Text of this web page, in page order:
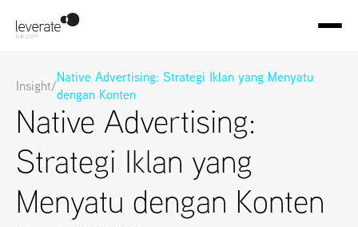
Insight/
Native Advertising: Strategi Iklan yang Menyatu
dengan Konten
Native Advertising:
Strategi Iklan yang
Menyatu dengan Konten